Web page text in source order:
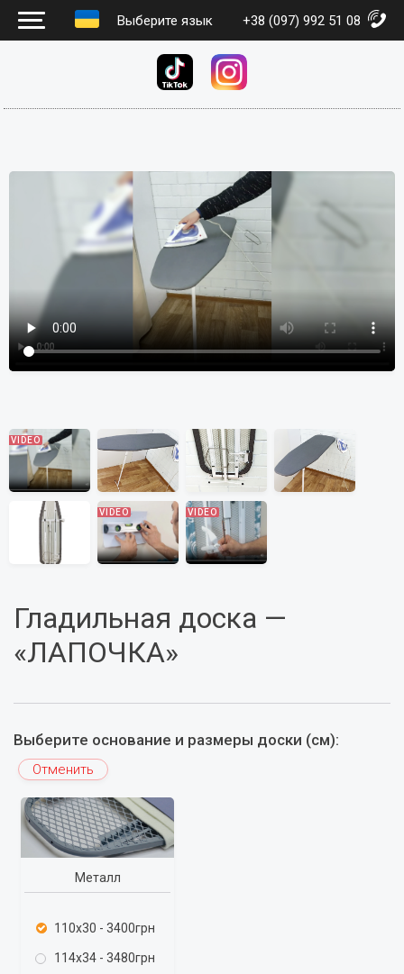
Выберите язык +38 (097) 992 51 08
Гладильная доска —
«ЛАПОЧКА»
Выберите основание и размеры доски (см):
Отменить
Металл
110x30 - 3400грн
114x34 - 3480грн